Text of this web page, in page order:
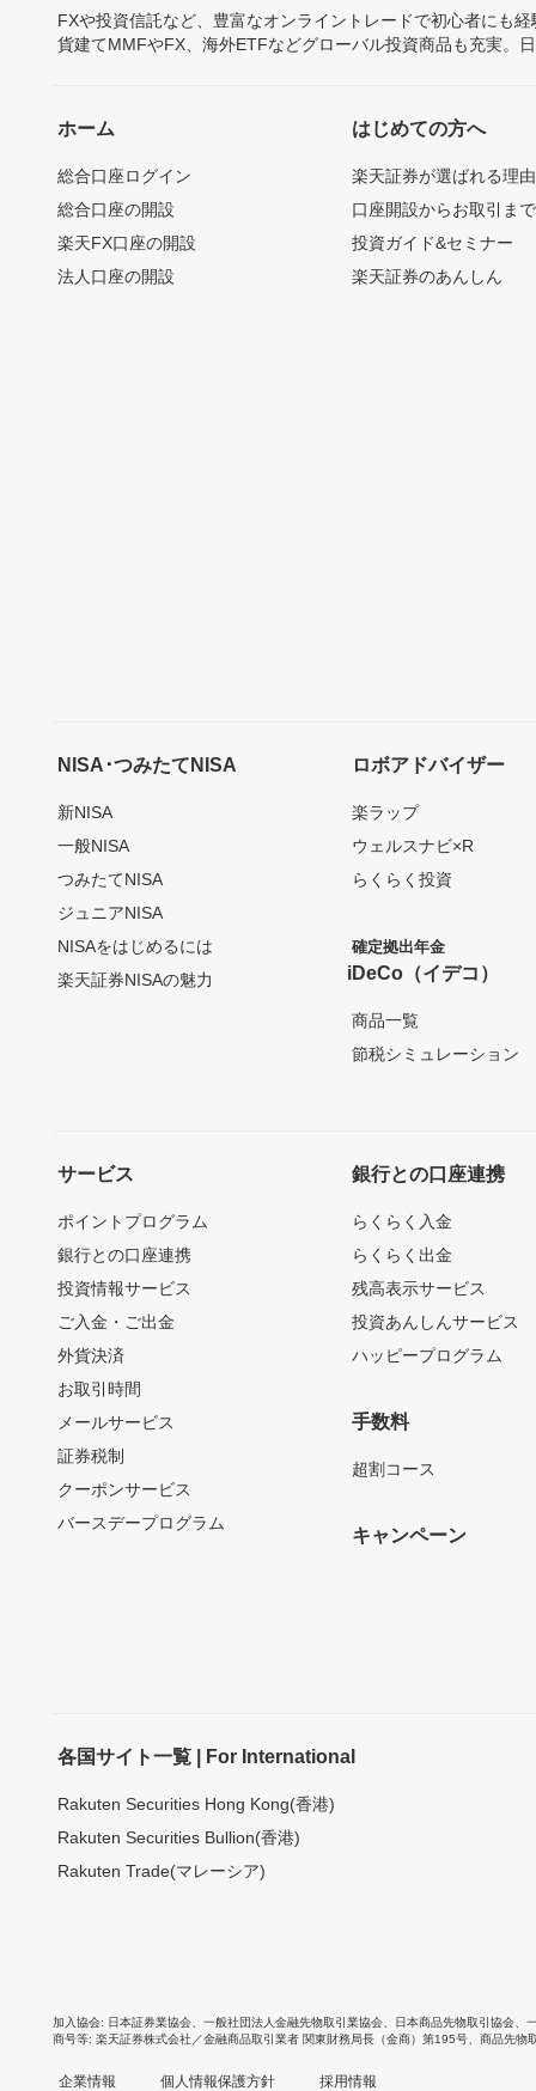
FXや投資信託など、豊富なオンライントレードで初心者にも
貨建てMMFやFX、海外ETFなどグローバル投資商品も充実。
ホーム
総合口座ログイン
総合口座の開設
楽天FX口座の開設
法人口座の開設
はじめての方へ
楽天証券が選ばれる理由
口座開設からお取引ま
投資ガイド&セミナー
楽天証券のあんしん
NISA･つみたてNISA
新NISA
一般NISA
つみたてNISA
ジュニアNISA
NISAをはじめるには
楽天証券NISAの魅力
ロボアドバイザー
楽ラップ
ウェルスナビ×R
らくらく投資
確定拠出年金
iDeCo（イデコ）
商品一覧
節税シミュレーション
サービス
ポイントプログラム
銀行との口座連携
投資情報サービス
ご入金・ご出金
外貨決済
お取引時間
メールサービス
証券税制
クーポンサービス
バースデープログラム
銀行との口座連携
らくらく入金
らくらく出金
残高表示サービス
投資あんしんサービス
ハッピープログラム
手数料
超割コース
キャンペーン
各国サイト一覧 | For International
Rakuten Securities Hong Kong(香港)
Rakuten Securities Bullion(香港)
Rakuten Trade(マレーシア)
加入協会 日本証券業協会 一般社団法人金融先物取引業協会 日本商品先物取引協会
商号等 楽天証券株式会社／金融商品取引業者 関東財務局長（金商）第195号、商品先物
企業情報 個人情報保護方針 採用情報